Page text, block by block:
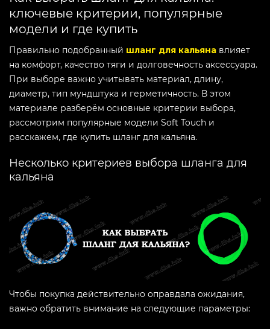
ключевые критерии, популярные
модели и где купить
Правильно подобранный шланг для кальяна влияет
на комфорт, качество тяги и долговечность аксессуара.
При выборе важно учитывать материал, длину,
диаметр, тип мундштука и герметичность. В этом
материале разберём основные критерии выбора,
рассмотрим популярные модели Soft Touch и
расскажем, где купить шланг для кальяна.
Несколько критериев выбора шланга для
кальяна
Чтобы покупка действительно оправдала ожидания,
важно обратить внимание на следующие параметры: